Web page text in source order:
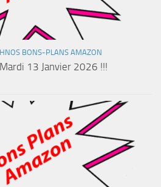
BONS-PLANS AMAZON
13 Janvier 2026 !!!